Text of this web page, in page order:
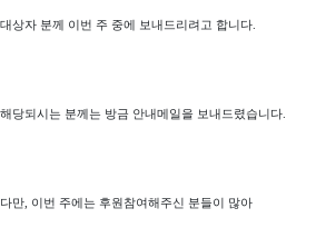
대상자 분께 이번 주 중에 보내드리려고 합니다.
해당되시는 분께는 방금 안내메일을 보내드렸습니다.
다만, 이번 주에는 후원참여해주신 분들이 많아